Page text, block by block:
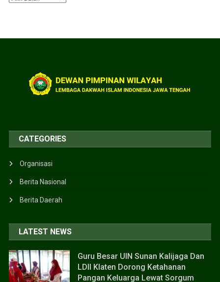
CATEGORIES
Organisasi
Berita Nasional
Berita Daerah
LATEST NEWS
Guru Besar UIN Sunan Kalijaga Dan
LDII Klaten Dorong Ketahanan
Pangan Keluarga Lewat Sorgum